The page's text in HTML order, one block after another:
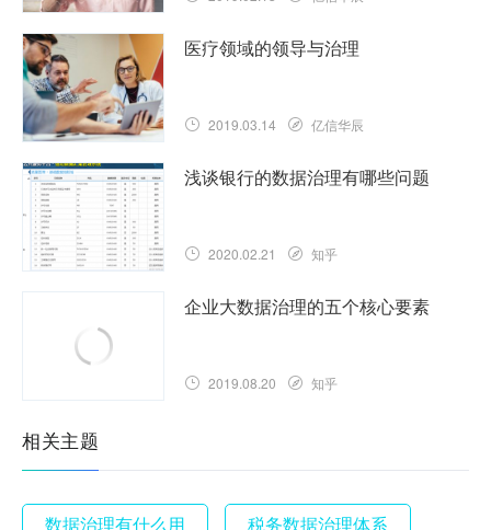
医疗领域的领导与治理
2019.03.14 亿信华辰
浅谈银行的数据治理有哪些问题
2020.02.21 知乎
企业大数据治理的五个核心要素
2019.08.20 知乎
相关主题
数据治理有什么用 税务数据治理体系